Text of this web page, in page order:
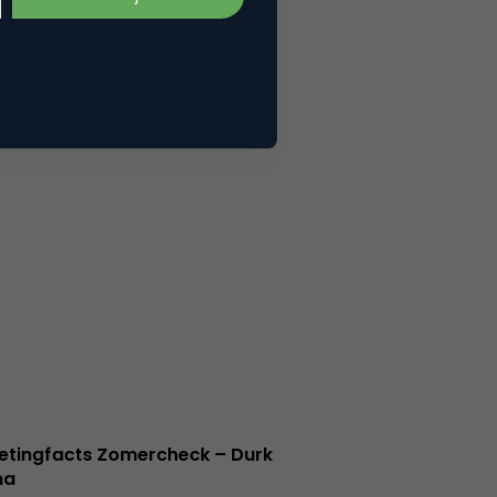
Zomercheck – Durk